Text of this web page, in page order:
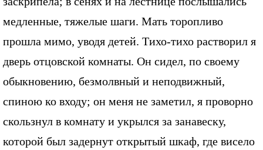
медленные, тяжелые шаги. Мать торопливо
прошла мимо, уводя детей. Тихо-тихо растворил я
дверь отцовской комнаты. Он сидел, по своему
обыкновению, безмолвный и неподвижный,
спиною ко входу; он меня не заметил, я проворно
скользнул в комнату и укрылся за занавеску,
которой был задернут открытый шкаф, где висело